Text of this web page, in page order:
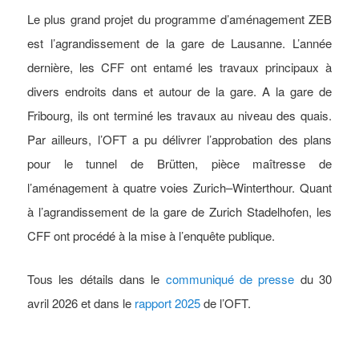
Le plus grand projet du programme d’aménagement ZEB
est l’agrandissement de la gare de Lausanne. L’année
dernière, les CFF ont entamé les travaux principaux à
divers endroits dans et autour de la gare. A la gare de
Fribourg, ils ont terminé les travaux au niveau des quais.
Par ailleurs, l’OFT a pu délivrer l’approbation des plans
pour le tunnel de Brütten, pièce maîtresse de
l’aménagement à quatre voies Zurich–Winterthour. Quant
à l’agrandissement de la gare de Zurich Stadelhofen, les
CFF ont procédé à la mise à l’enquête publique.
Tous les détails dans le communiqué de presse du 30
avril 2026 et dans le rapport 2025de l’OFT.